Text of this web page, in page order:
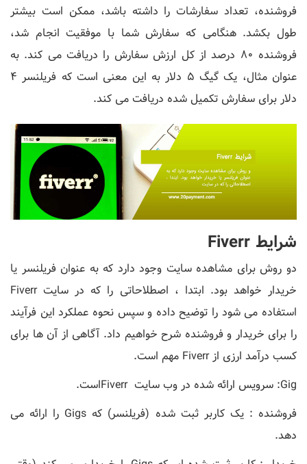
فروشنده، تعداد سفارشات را داشته باشد، ممکن است بیشتر
طول بکشد. هنگامی که سفارش شما با موفقیت انجام شد،
فروشنده 80 درصد از کل ارزش سفارش را دریافت می کند. به
عنوان مثال، یک گیگ 5 دلار به این معنی است که فریلنسر 4
دلار برای سفارش تکمیل شده دریافت می کند.
شرایط Fiverr
دو روش برای مشاهده سایت وجود دارد که به عنوان فریلنسر یا
خریدار خواهد بود. ابتدا ، اصطلاحاتی را که در سایت Fiverr
استفاده می شود را توضیح داده و سپس نحوه عملکرد این فرآیند
را برای خریدار و فروشنده شرح خواهیم داد. آگاهی از آن ها برای
کسب درآمد ارزی از Fiverr مهم است.
Gig: سرویس ارائه شده در وب سایت Fiverrاست.
فروشنده : یک کاربر ثبت شده (فریلنسر) که Gigs را ارائه می
دهد.